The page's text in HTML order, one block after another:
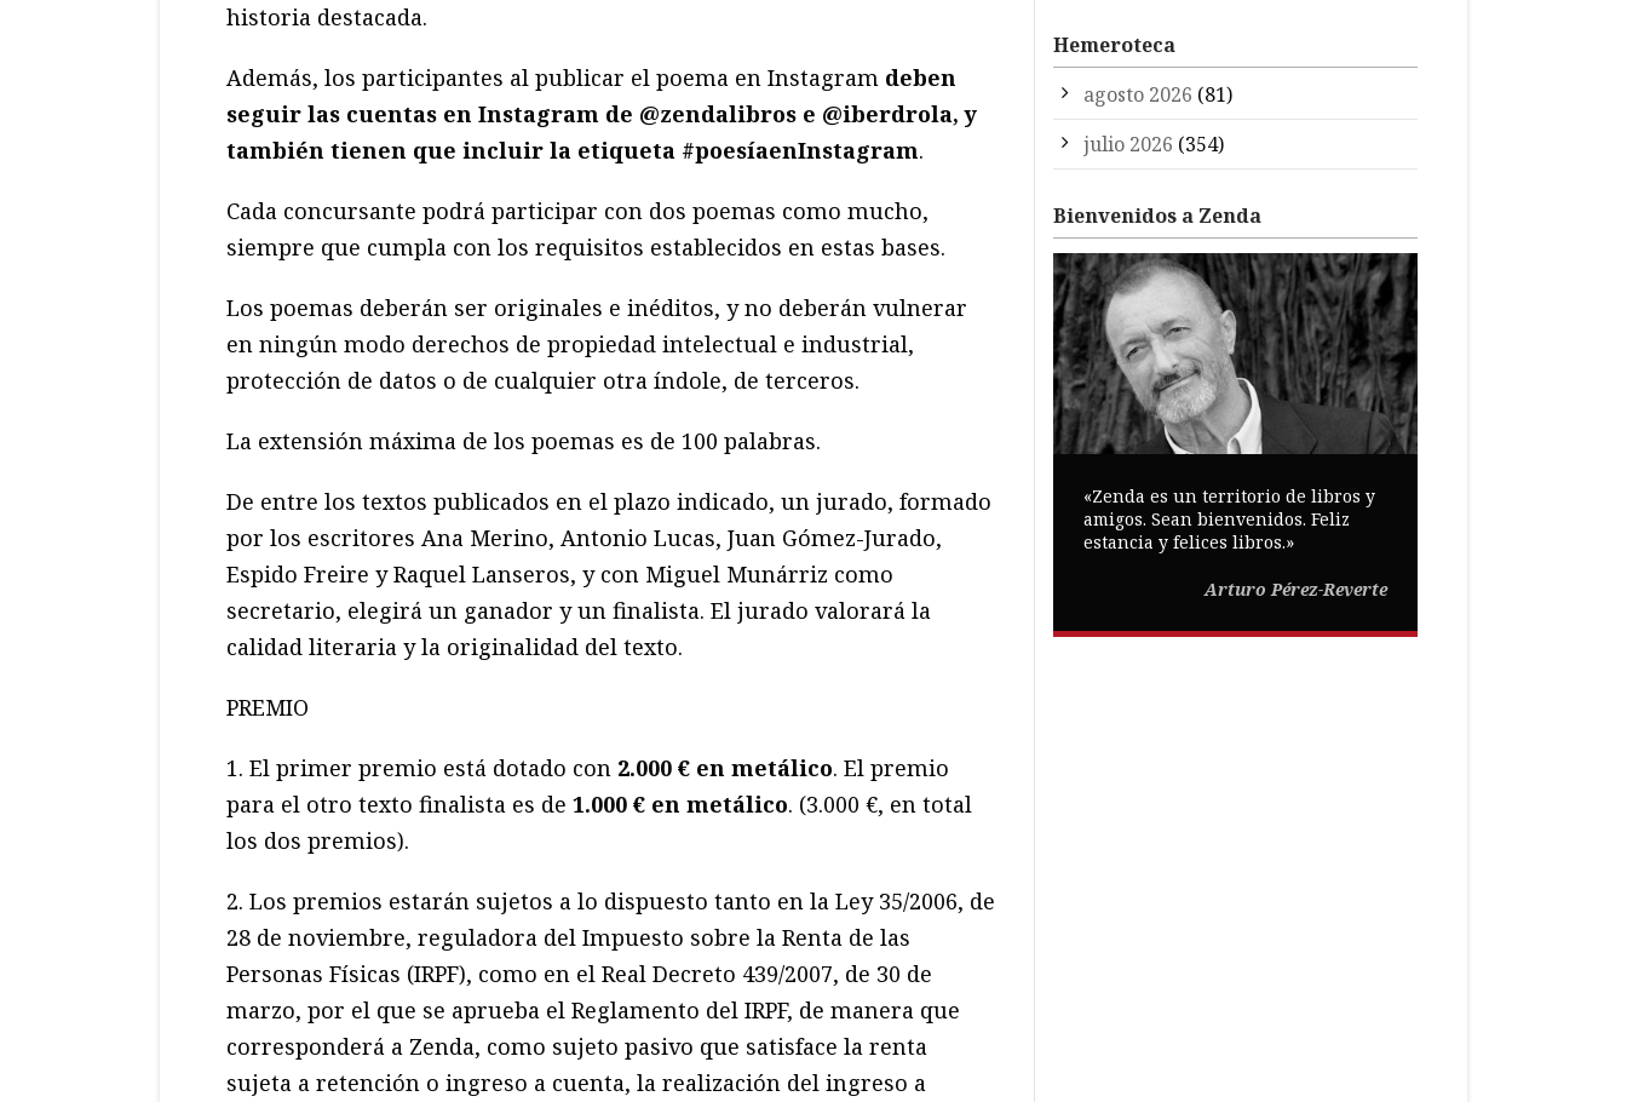
historia destacada.
Además, los participantes al publicar el poema en Instagram deben
seguir las cuentas en Instagram de @zendalibros e @iberdrola, y
también tienen que incluir la etiqueta #poesíaenInstagram.
Cada concursante podrá participar con dos poemas como mucho,
siempre que cumpla con los requisitos establecidos en estas bases.
Los poemas deberán ser originales e inéditos, y no deberán vulnerar
en ningún modo derechos de propiedad intelectual e industrial,
protección de datos o de cualquier otra índole, de terceros.
La extensión máxima de los poemas es de 100 palabras.
De entre los textos publicados en el plazo indicado, un jurado, formado
por los escritores Ana Merino, Antonio Lucas, Juan Gómez-Jurado,
Espido Freire y Raquel Lanseros, y con Miguel Munárriz como
secretario, elegirá un ganador y un finalista. El jurado valorará la
calidad literaria y la originalidad del texto.
PREMIO
1. El primer premio está dotado con 2.000 € en metálico. El premio
para el otro texto finalista es de 1.000 € en metálico. (3.000 €, en total
los dos premios).
2. Los premios estarán sujetos a lo dispuesto tanto en la Ley 35/2006, de
28 de noviembre, reguladora del Impuesto sobre la Renta de las
Personas Físicas (IRPF), como en el Real Decreto 439/2007, de 30 de
marzo, por el que se aprueba el Reglamento del IRPF, de manera que
corresponderá a Zenda, como sujeto pasivo que satisface la renta
sujeta a retención o ingreso a cuenta, la realización del ingreso a
Hemeroteca
agosto 2026 (81)
julio 2026 (354)
Bienvenidos a Zenda
«Zenda es un territorio de libros y
amigos. Sean bienvenidos. Feliz
estancia y felices libros.»
Arturo Pérez-Reverte